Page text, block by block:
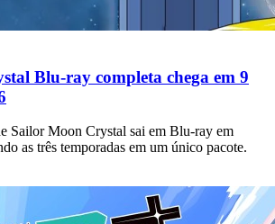
Blu‑ray completa chega em 9
Sailor Moon Crystal sai em Blu‑ray em
as três temporadas em um único pacote.